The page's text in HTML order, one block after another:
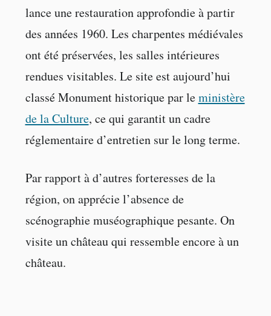
lance une restauration approfondie à partir
des années 1960. Les charpentes médiévales
ont été préservées, les salles intérieures
rendues visitables. Le site est aujourd’hui
classé Monument historique par leministère
de la Culture, ce qui garantit un cadre
réglementaire d’entretien sur le long terme.
Par rapport à d’autres forteresses de la
région, on apprécie l’absence de
scénographie muséographique pesante. On
visite un château qui ressemble encore à un
château.